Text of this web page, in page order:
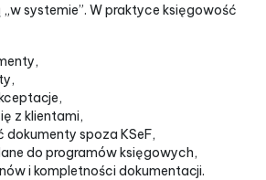
systemie”. W praktyce księgowość
z klientami,
spoza KSeF,
do programów księgowych,
i kompletności dokumentacji.